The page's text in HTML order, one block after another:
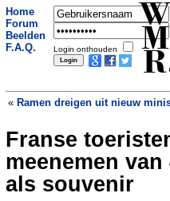
Home
Forum
Beelden
F.A.Q.
Login onthouden
« Ramen dreigen uit nieuw
tot
Franse
meenemen
als souvenir